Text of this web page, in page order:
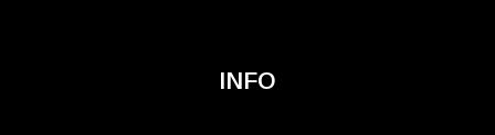
INFO